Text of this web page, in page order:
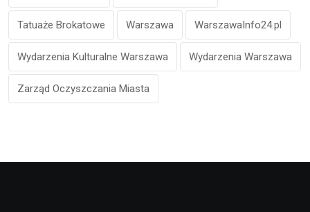
Tatuaże Brokatowe Warszawa WarszawaInfo24.pl
Wydarzenia Kulturalne Warszawa Wydarzenia Warszawa
Zarząd Oczyszczania Miasta